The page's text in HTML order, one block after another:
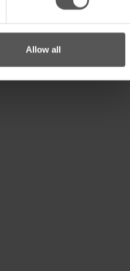
Allow all
220 mm